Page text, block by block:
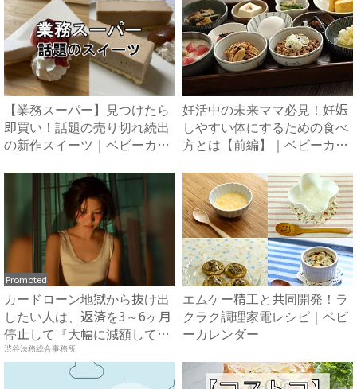
【業務スーパー】見つけたら
即買い！話題の売り切れ続出
の新作スイーツ｜ベビーカレ
妊活中の未来ママ必見！妊娠
しやすい体にするための食べ
方とは【前編】｜ベビーカレ
Promoted
カードローン地獄から抜け出
したい人は、返済を3～6ヶ月
停止して『大幅に減額して
か...
渋谷法務総合事務所
エムケー精工と共同開発！ラ
クラク調理家電レシピ｜ベビ
ーカレンダー